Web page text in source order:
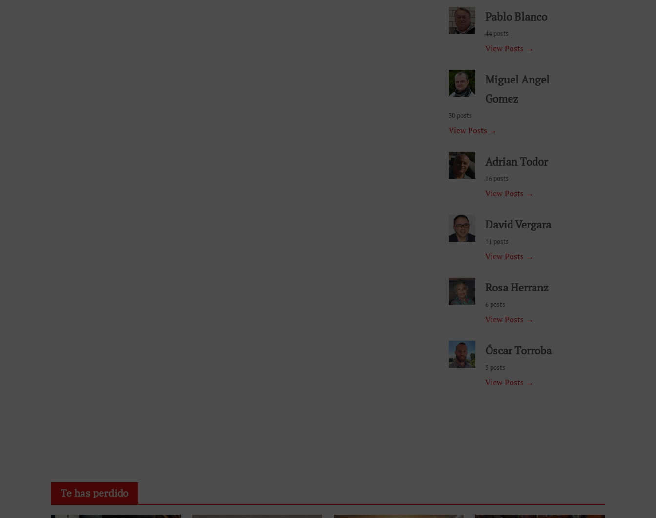
Pablo Blanco
44 posts
View Posts →
Miguel Angel
Gomez
30 posts
View Posts →
Adrian Todor
16 posts
View Posts →
David Vergara
11 posts
View Posts →
Rosa Herranz
6 posts
View Posts →
Óscar Torroba
5 posts
View Posts →
Te has perdido